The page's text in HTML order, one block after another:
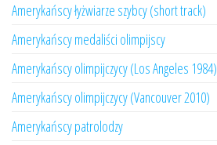
Amerykańscy łyżwiarze szybcy (short track)
Amerykańscy medaliści olimpijscy
Amerykańscy olimpijczycy (Los Angeles 1984)
Amerykańscy olimpijczycy (Vancouver 2010)
Amerykańscy patrolodzy